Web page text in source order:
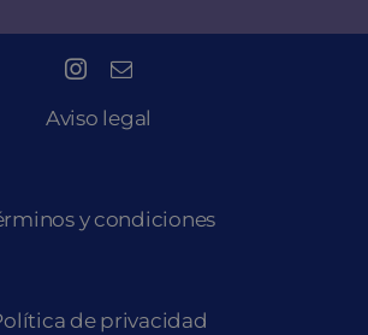
Aviso legal
y condiciones
de privacidad